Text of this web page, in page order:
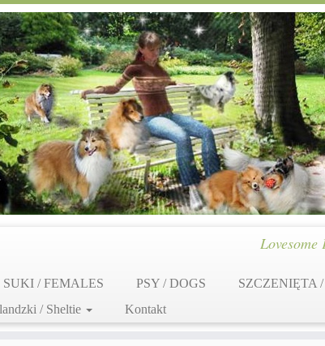
SUKI / FEMALES PSY / DOGS SZCZENIĘTA /
/ Sheltie
Kontakt